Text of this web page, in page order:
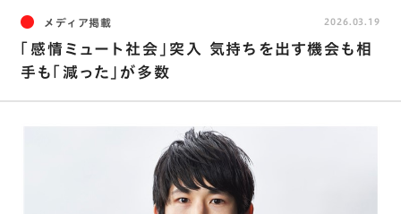
メディア掲載
「感情ミュート社会」突入 気持ちを出す機会も相
手も「減った」が多数
2026.03.19